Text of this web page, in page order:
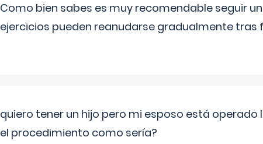
Como bien sabes es muy recomendable seguir
ejercicios pueden reanudarse gradualmente tras
quiero tener un hijo pero mi esposo está operado
el procedimiento como sería?